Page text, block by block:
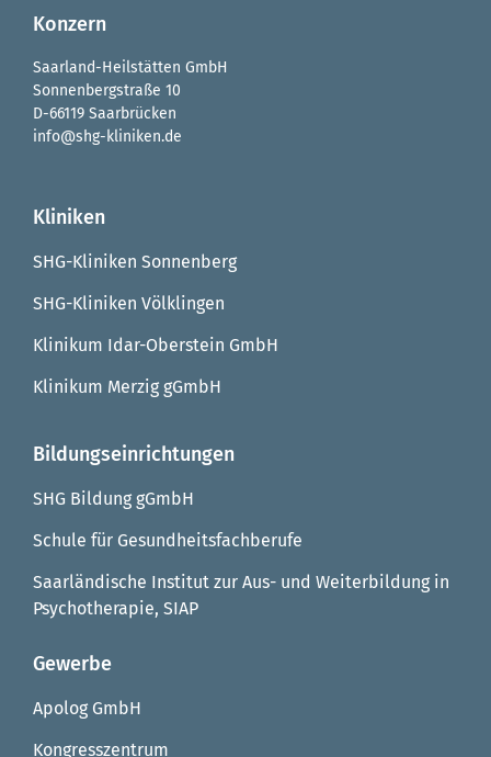
Konzern
Saarland-Heilstätten GmbH
Sonnenbergstraße 10
D-66119 Saarbrücken
info@shg-kliniken.de
Kliniken
SHG-Kliniken Sonnenberg
SHG-Kliniken Völklingen
Klinikum Idar-Oberstein GmbH
Klinikum Merzig gGmbH
Bildungseinrichtungen
SHG Bildung gGmbH
Schule für Gesundheitsfachberufe
Saarländische Institut zur Aus- und Weiterbildung in
Psychotherapie, SIAP
Gewerbe
Apolog GmbH
Kongresszentrum